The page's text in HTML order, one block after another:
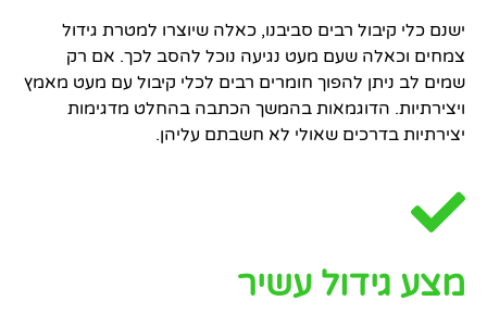
ישנם כלי קיבול רבים סביבנו, כאלה שיוצרו למטרת גידול
צמחים וכאלה שעם מעט נגיעה נוכל להסב לכך. אם רק
שמים לב ניתן להפוך חומרים רבים לכלי קיבול עם מעט מאמץ
ויצירתיות. הדוגמאות בהמשך הכתבה בהחלט מדגימות
יצירתיות בדרכים שאולי לא חשבתם עליהן.
מצע גידול עשיר